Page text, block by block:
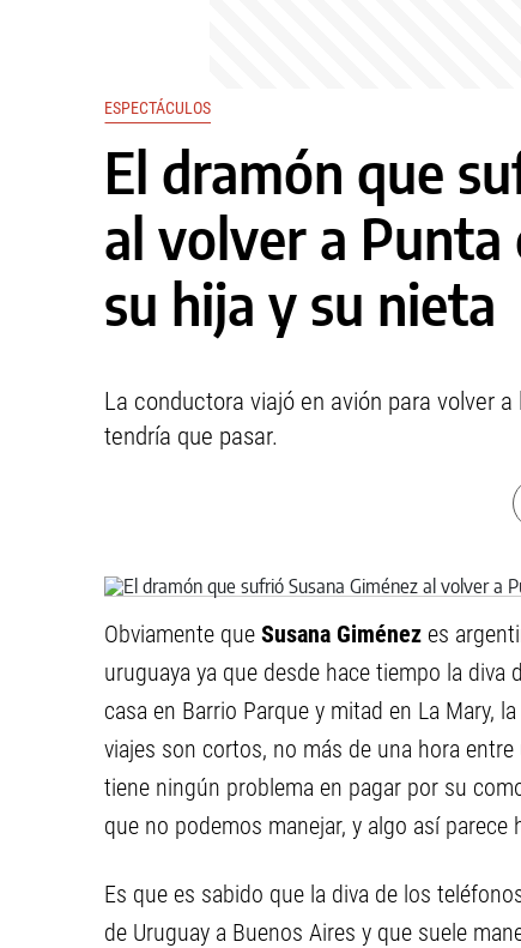
ESPECTÁCULOS
El dramón que
al volver a Punta
su hija y su nieta
La conductora viajó en avión para volver
tendría que pasar.
Obviamente que Susana Giménez es
uruguaya ya que desde hace tiempo la
casa en Barrio Parque y mitad en La Mary,
viajes son cortos, no más de una hora
tiene ningún problema en pagar por su
que no podemos manejar, y algo así parece
Es que es sabido que la diva de los
de Uruguay a Buenos Aires y que suele